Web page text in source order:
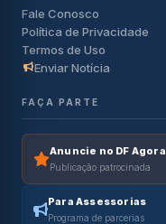
Fale Conosco
Política de Privacidade
Termos de Uso
Enviar Notícia
FAÇA PARTE
Anuncie no DF Agora
Publicação patrocinada
Para Assessorias
Programa de parcerias